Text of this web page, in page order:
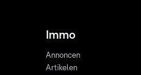
Immo
Annoncen
Artikelen